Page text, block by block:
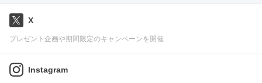
X
プレゼント企画や期間限定のキャンペーンを開催
Instagram